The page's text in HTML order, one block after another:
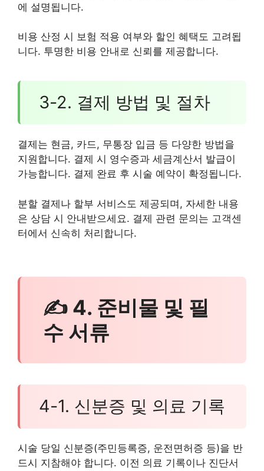
에 설명됩니다.
비용 산정 시 보험 적용 여부와 할인 혜택도 고려됩
니다. 투명한 비용 안내로 신뢰를 제공합니다.
3-2. 결제 방법 및 절차
결제는 현금, 카드, 무통장 입금 등 다양한 방법을
지원합니다. 결제 시 영수증과 세금계산서 발급이
가능합니다. 결제 완료 후 시술 예약이 확정됩니다.
분할 결제나 할부 서비스도 제공되며, 자세한 내용
은 상담 시 안내받으세요. 결제 관련 문의는 고객센
터에서 신속히 처리합니다.
✍ 4. 준비물 및 필
수 서류
4-1. 신분증 및 의료 기록
시술 당일 신분증(주민등록증, 운전면허증 등)을 반
드시 지참해야 합니다. 이전 의료 기록이나 진단서